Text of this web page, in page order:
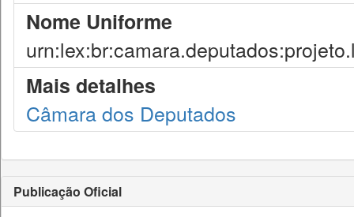
Nome Uniforme
Mais detalhes
Câmara dos Deputados
Publicação Oficial